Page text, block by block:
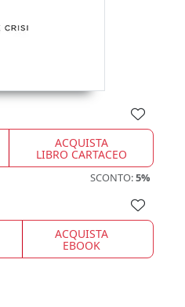
ACQUISTA
LIBRO CARTACEO
SCONTO:5%
ACQUISTA
EBOOK